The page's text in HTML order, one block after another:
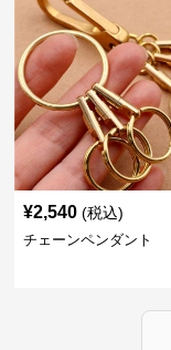
¥2,540 (税込)
チェーンペンダント